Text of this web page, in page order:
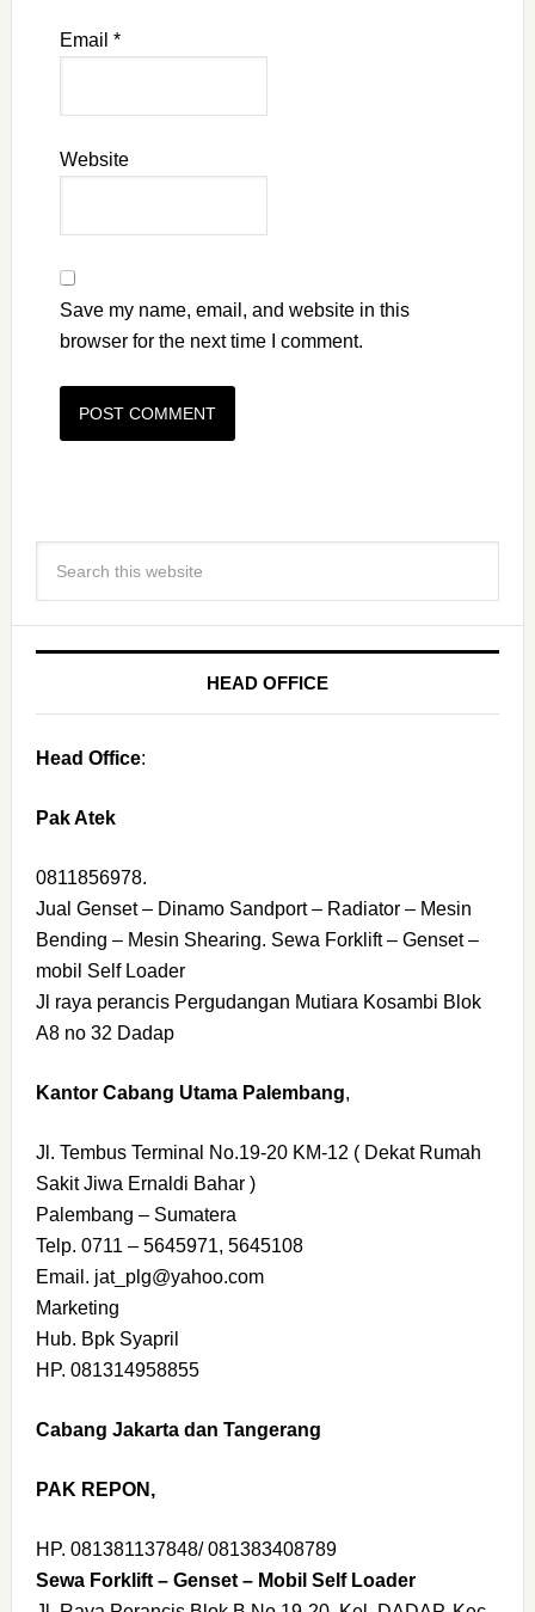
Email *
Website
Save my name, email, and website in this
browser for the next time I comment.
HEAD OFFICE
Head Office:
Pak Atek
0811856978.
Jual Genset – Dinamo Sandport – Radiator – Mesin
Bending – Mesin Shearing. Sewa Forklift – Genset –
mobil Self Loader
Jl raya perancis Pergudangan Mutiara Kosambi Blok
A8 no 32 Dadap
Kantor Cabang Utama Palembang,
Jl. Tembus Terminal No.19-20 KM-12 ( Dekat Rumah
Sakit Jiwa Ernaldi Bahar )
Palembang – Sumatera
Telp. 0711 – 5645971, 5645108
Email. jat_plg@yahoo.com
Marketing
Hub. Bpk Syapril
HP. 081314958855
Cabang Jakarta dan Tangerang
PAK REPON,
HP. 081381137848/ 081383408789
Sewa Forklift – Genset – Mobil Self Loader